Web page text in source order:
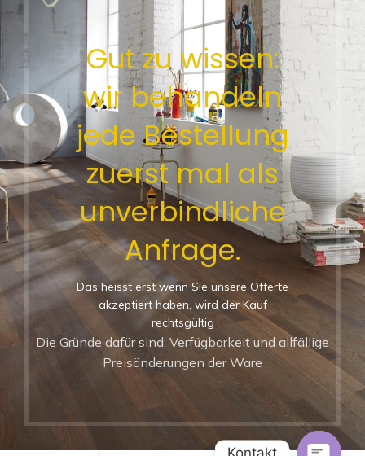
Gut zu wissen:
wir behandeln
jede Bestellung
zuerst mal als
unverbindliche
Anfrage.
Das heisst erst wenn Sie unsere Offerte
akzeptiert haben, wird der Kauf
rechtsgültig
Die Gründe dafür sind: Verfügbarkeit und allfällige
Preisänderungen der Ware
Kontakt